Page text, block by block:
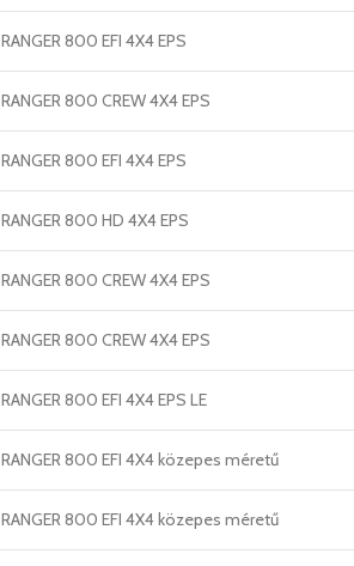
RANGER 800 EFI 4X4 EPS
RANGER 800 CREW 4X4 EPS
RANGER 800 EFI 4X4 EPS
RANGER 800 HD 4X4 EPS
RANGER 800 CREW 4X4 EPS
RANGER 800 CREW 4X4 EPS
RANGER 800 EFI 4X4 EPS LE
RANGER 800 EFI 4X4 közepes méretű
RANGER 800 EFI 4X4 közepes méretű